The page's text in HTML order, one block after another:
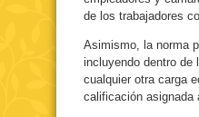
de los trabajadores
Asimismo, la norma
incluyendo dentro de
cualquier otra carga
calificación asignada